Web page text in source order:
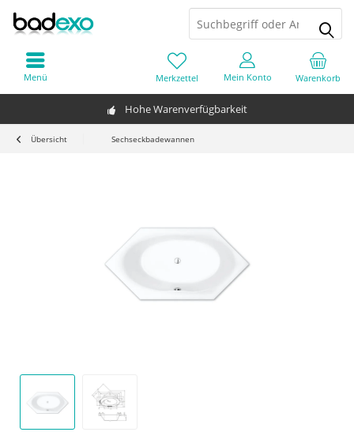
Hohe Warenverfügbarkeit
Warenkorb
Merkzettel Mein Konto
Menü
Übersicht Sechseckbadewannen